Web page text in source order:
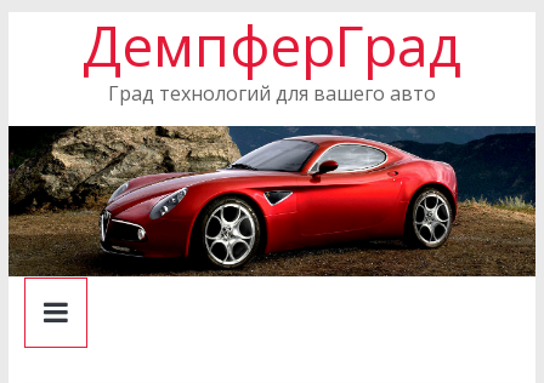
ДемпферГрад
Град технологий для вашего авто